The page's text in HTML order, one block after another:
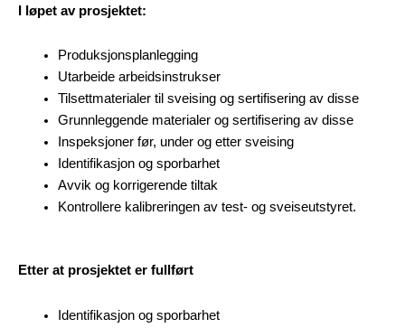
I løpet av prosjektet:
Produksjonsplanlegging
Utarbeide arbeidsinstrukser
Tilsettmaterialer til sveising og sertifisering av disse
Grunnleggende materialer og sertifisering av disse
Inspeksjoner før, under og etter sveising
Identifikasjon og sporbarhet
Avvik og korrigerende tiltak
Kontrollere kalibreringen av test- og sveiseutstyret.
Etter at prosjektet er fullført
Identifikasjon og sporbarhet